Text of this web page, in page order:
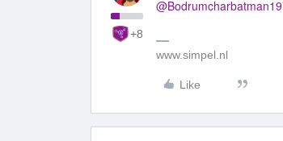
+8
www.simpel.nl
Like